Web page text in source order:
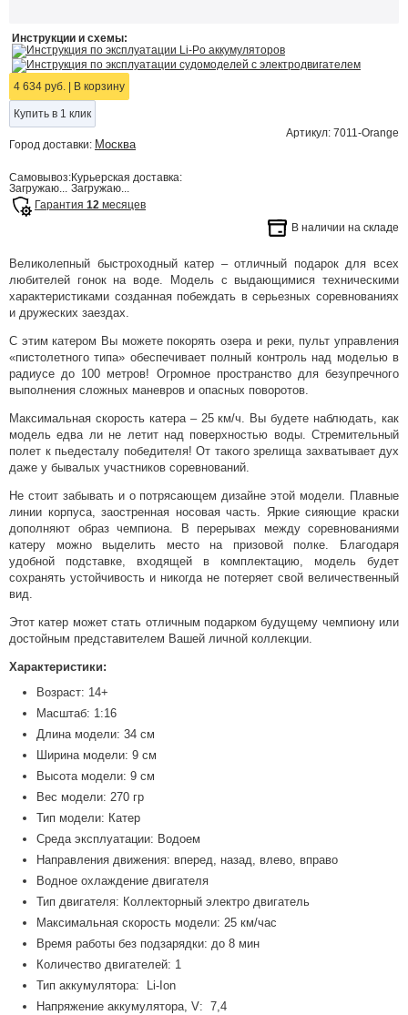
Инструкции и схемы:
Инструкция по эксплуатации Li-Po аккумуляторов
Инструкция по эксплуатации судомоделей с электродвигателем
4 634 руб.
В корзину
Купить в 1 клик
Артикул: 7011-Orange
Город доставки: Москва
Самовывоз:
Загружаю...
Курьерская доставка:
Загружаю...
Гарантия 12 месяцев
В наличии на складе
Великолепный быстроходный катер – отличный подарок для всех
любителей гонок на воде. Модель с выдающимися техническими
характеристиками созданная побеждать в серьезных соревнованиях
и дружеских заездах.
С этим катером Вы можете покорять озера и реки, пульт управления
«пистолетного типа» обеспечивает полный контроль над моделью в
радиусе до 100 метров! Огромное пространство для безупречного
выполнения сложных маневров и опасных поворотов.
Максимальная скорость катера – 25 км/ч. Вы будете наблюдать, как
модель едва ли не летит над поверхностью воды. Стремительный
полет к пьедесталу победителя! От такого зрелища захватывает дух
даже у бывалых участников соревнований.
Не стоит забывать и о потрясающем дизайне этой модели. Плавные
линии корпуса, заостренная носовая часть. Яркие сияющие краски
дополняют образ чемпиона. В перерывах между соревнованиями
катеру можно выделить место на призовой полке. Благодаря
удобной подставке, входящей в комплектацию, модель будет
сохранять устойчивость и никогда не потеряет свой величественный
вид.
Этот катер может стать отличным подарком будущему чемпиону или
достойным представителем Вашей личной коллекции.
Характеристики:
Возраст: 14+
Масштаб: 1:16
Длина модели: 34 см
Ширина модели: 9 см
Высота модели: 9 см
Вес модели: 270 гр
Тип модели: Катер
Среда эксплуатации: Водоем
Направления движения: вперед, назад, влево, вправо
Водное охлаждение двигателя
Тип двигателя: Коллекторный электро двигатель
Максимальная скорость модели: 25 км/час
Время работы без подзарядки: до 8 мин
Количество двигателей: 1
Тип аккумулятора: Li-Ion
Напряжение аккумулятора, V: 7,4